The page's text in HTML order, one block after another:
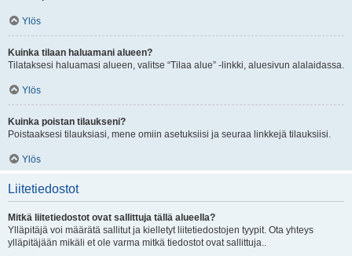
Ylös
Kuinka tilaan haluamani alueen?
Tilataksesi haluamasi alueen, valitse “Tilaa alue” -linkki, aluesivun alalaidassa.
Ylös
Kuinka poistan tilaukseni?
Poistaaksesi tilauksiasi, mene omiin asetuksiisi ja seuraa linkkejä tilauksiisi.
Ylös
Liitetiedostot
Mitkä liitetiedostot ovat sallittuja tällä alueella?
Ylläpitäjä voi määrätä sallitut ja kielletyt liitetiedostojen tyypit. Ota yhteys
ylläpitäjään mikäli et ole varma mitkä tiedostot ovat sallittuja..